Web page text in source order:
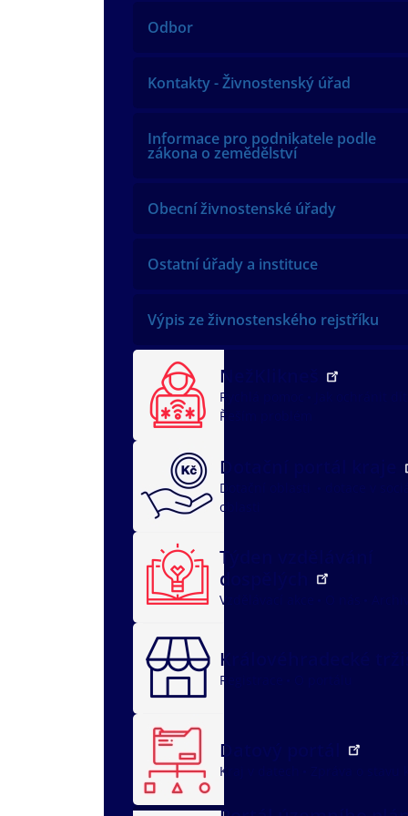
Odbor
Kontakty - Živnostenský úřad
Informace pro podnikatele podle
zákona o zemědělství
Obecní živnostenské úřady
Ostatní úřady a instituce
Výpis ze živnostenského rejstříku
NežKlikneš
Rychlá pomoc
Řeším problém
Dotační portál kraje
Dotační oblasti
oblasti
Týden vzdělávání
dospělých
Vzdělávací akce
Královéhradecké
Registrace
Datový portál
Kraj v datech